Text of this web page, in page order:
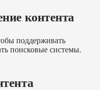
контента
поддерживать
поисковые системы.